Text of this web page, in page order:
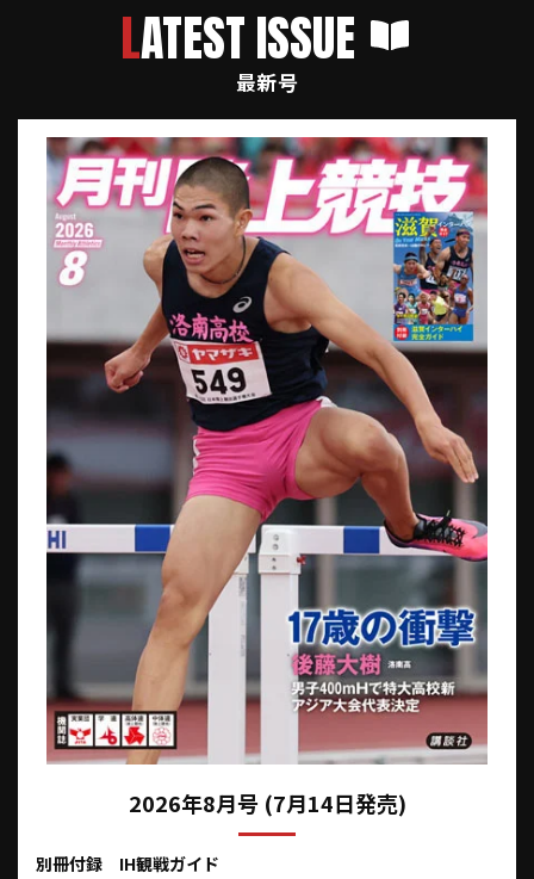
LATEST ISSUE
最新号
2026年8月号 (7月14日発売)
別冊付録 IH観戦ガイド